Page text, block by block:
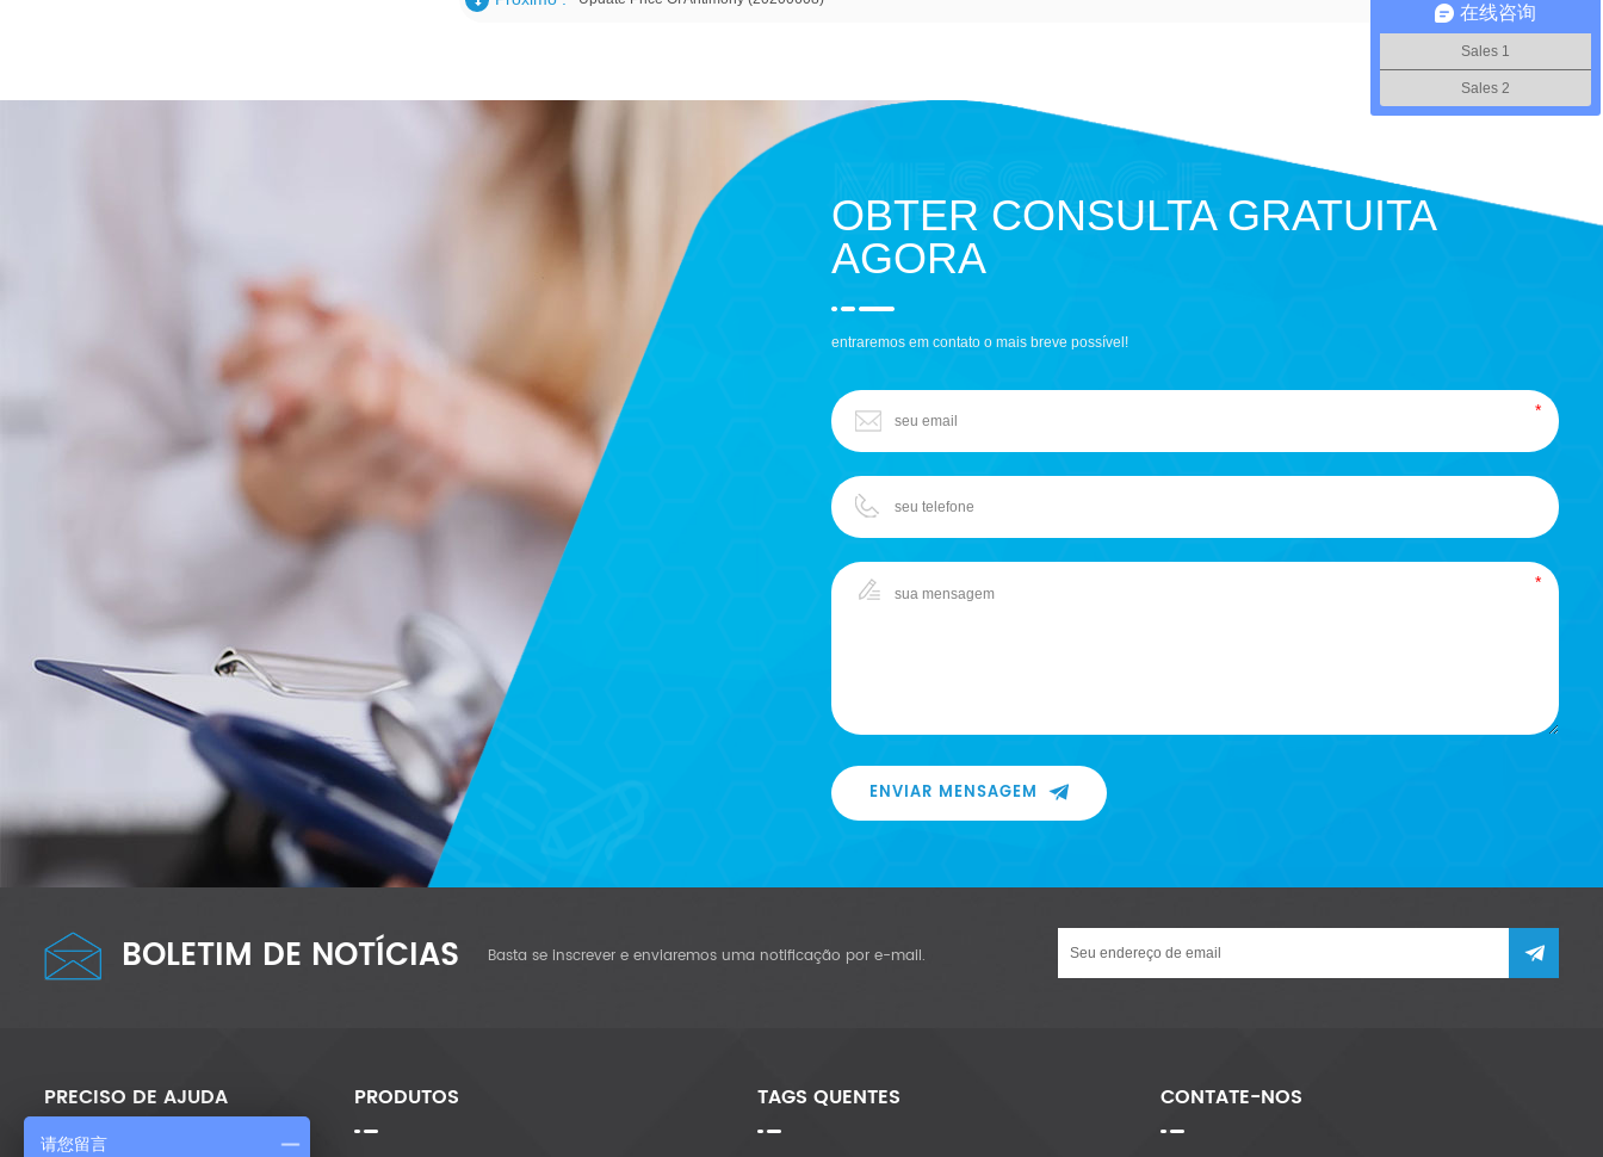
OBTER CONSULTA GRATUITA
AGORA
entraremos em contato o mais breve possível!
ENVIAR MENSAGEM
BOLETIM DE NOTÍCIAS Basta se inscrever e enviaremos uma notificação por e-mail.
PRECISO DE AJUDA PRODUTOS TAGS QUENTES CONTATE-NOS
在线咨询
Sales 1
Sales 2
请您留言